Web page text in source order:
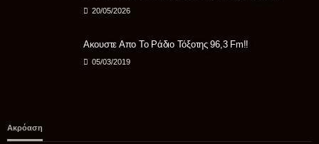
20/05/2026
Ακουστε Απο Το Ράδιο Τόξοτης 96,3 Fm!!
05/03/2019
Ακρόαση